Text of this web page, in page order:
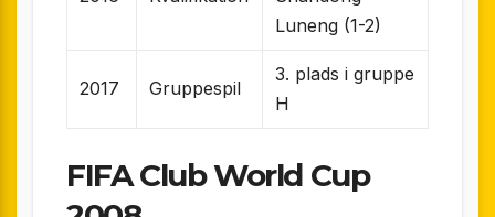
Luneng (1-2)
2017 Gruppespil
3. plads i gruppe
H
FIFA Club World Cup